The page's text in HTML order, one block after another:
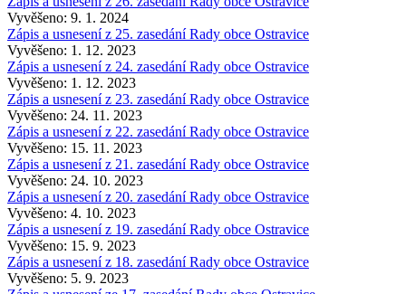
Vyvěšeno: 9. 1. 2024
Zápis a usnesení z 25. zasedání Rady obce Ostravice
Vyvěšeno: 1. 12. 2023
Zápis a usnesení z 24. zasedání Rady obce Ostravice
Vyvěšeno: 1. 12. 2023
Zápis a usnesení z 23. zasedání Rady obce Ostravice
Vyvěšeno: 24. 11. 2023
Zápis a usnesení z 22. zasedání Rady obce Ostravice
Vyvěšeno: 15. 11. 2023
Zápis a usnesení z 21. zasedání Rady obce Ostravice
Vyvěšeno: 24. 10. 2023
Zápis a usnesení z 20. zasedání Rady obce Ostravice
Vyvěšeno: 4. 10. 2023
Zápis a usnesení z 19. zasedání Rady obce Ostravice
Vyvěšeno: 15. 9. 2023
Zápis a usnesení z 18. zasedání Rady obce Ostravice
Vyvěšeno: 5. 9. 2023